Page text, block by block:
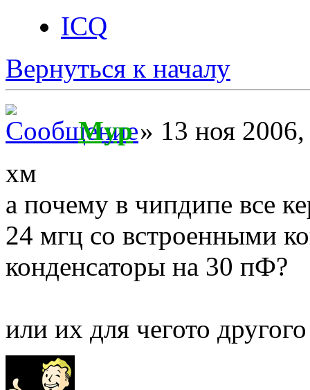
ICQ
Вернуться к началу
Myp» 13 ноя
хм
а почему в чипдипе все
24 мгц со встроенными
конденсаторы на 30 пФ?
или их для чегото